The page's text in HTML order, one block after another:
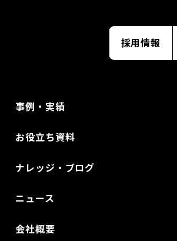
採用情報
事例・実績
お役立ち資料
ナレッジ・ブログ
ニュース
会社概要